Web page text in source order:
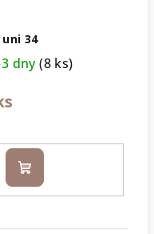
34
dny(8 ks)
Do
košíku